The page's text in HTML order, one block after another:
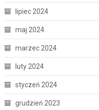
lipiec 2024
maj 2024
marzec 2024
luty 2024
styczeń 2024
grudzień 2023